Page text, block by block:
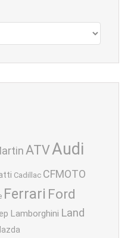
ATVAudi
Cadillac CFMOTO
Ferrari Ford
Lamborghini Land